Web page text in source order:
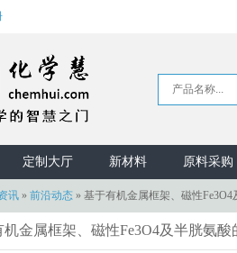
定制大厅 新材料 原料采购
讯 » 前沿动态 » 基于有机金属框架、磁性
机金属框架、磁性Fe3O4及半胱氨